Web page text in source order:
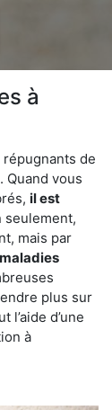
à
de
Quand vous
il est
seulement,
mais par
plus sur
d’une
à